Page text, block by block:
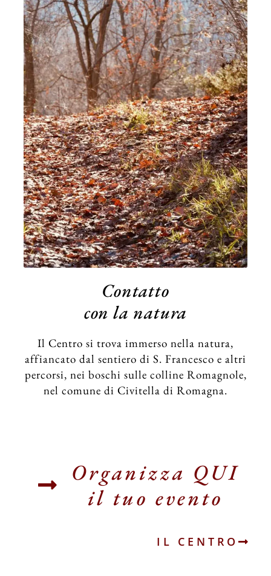
Contatto
con la natura
Il Centro si trova immerso nella natura,
affiancato dal sentiero di S. Francesco e altri
percorsi, nei boschi sulle colline Romagnole,
nel comune di Civitella di Romagna.
Organizza QUI
il tuo evento
IL CENTRO